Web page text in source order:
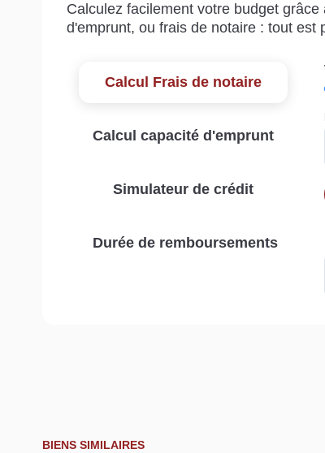
Calculez facilement votre budget
d'emprunt, ou frais de notaire : tout est
Calcul Frais de notaire
Calcul capacité d'emprunt
Simulateur de crédit
Durée de remboursements
BIENS SIMILAIRES